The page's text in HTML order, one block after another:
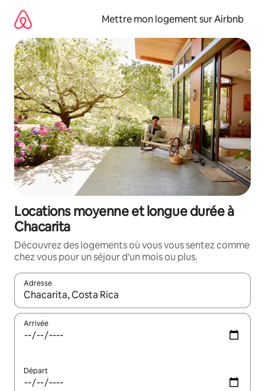
directement
contenu
Mettre mon logement sur Airbnb
Locations moyenne et longue durée à
Chacarita
Découvrez des logements où vous vous sentez comme
chez vous pour un séjour d'un mois ou plus.
Adresse
Lorsque les résultats s'affichent, utilisez les flèches vers le
Arrivée
Départ